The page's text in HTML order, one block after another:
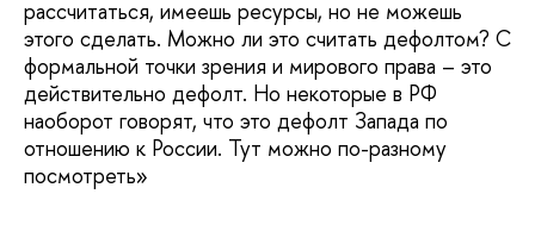
рассчитаться, имеешь ресурсы, но не можешь
этого сделать. Можно ли это считать дефолтом? С
формальной точки зрения и мирового права – это
действительно дефолт. Но некоторые в РФ
наоборот говорят, что это дефолт Запада по
отношению к России. Тут можно по-разному
посмотреть»